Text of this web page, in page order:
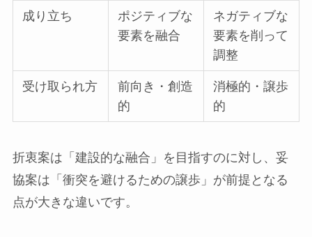
成り立ち
ポジティブな
要素を融合
ネガティブな
要素を削って
調整
受け取られ方
前向き・創造
的
消極的・譲歩
的
折衷案は「建設的な融合」を目指すのに対し、妥
協案は「衝突を避けるための譲歩」が前提となる
点が大きな違いです。